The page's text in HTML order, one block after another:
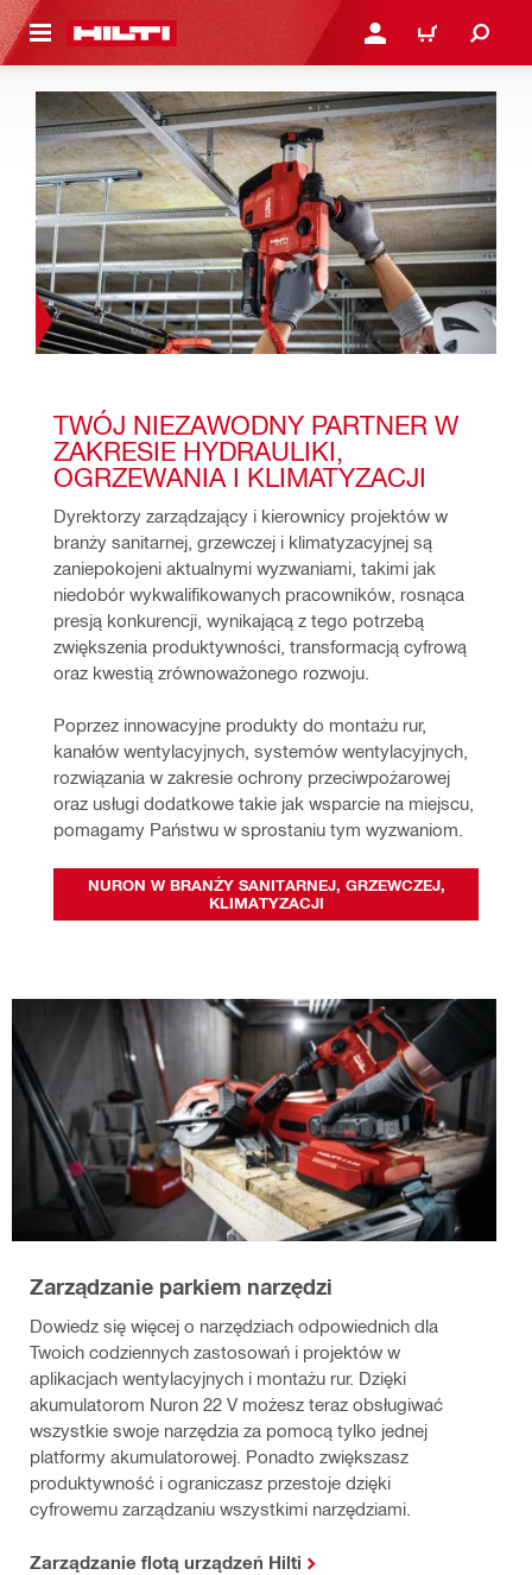
GŁÓWNEJ ZALOGUJ SIĘ LUB
KOSZYK
TWÓJ NIEZAWODNY PARTNER W
ZAKRESIE HYDRAULIKI,
OGRZEWANIA I KLIMATYZACJI
Dyrektorzy zarządzający i kierownicy projektów w
branży sanitarnej, grzewczej i klimatyzacyjnej są
zaniepokojeni aktualnymi wyzwaniami, takimi jak
niedobór wykwalifikowanych pracowników, rosnąca
presją konkurencji, wynikającą z tego potrzebą
zwiększenia produktywności, transformacją cyfrową
oraz kwestią zrównoważonego rozwoju.
Poprzez innowacyjne produkty do montażu rur,
kanałów wentylacyjnych, systemów wentylacyjnych,
rozwiązania w zakresie ochrony przeciwpożarowej
oraz usługi dodatkowe takie jak wsparcie na miejscu,
pomagamy Państwu w sprostaniu tym wyzwaniom.
NURON W BRANŻY SANITARNEJ, GRZEWCZEJ,
KLIMATYZACJI
Zarządzanie parkiem narzędzi
Dowiedz się więcej o narzędziach odpowiednich dla
Twoich codziennych zastosowań i projektów w
aplikacjach wentylacyjnych i montażu rur. Dzięki
akumulatorom Nuron 22 V możesz teraz obsługiwać
wszystkie swoje narzędzia za pomocą tylko jednej
platformy akumulatorowej. Ponadto zwiększasz
produktywność i ograniczasz przestoje dzięki
cyfrowemu zarządzaniu wszystkimi narzędziami.
Zarządzanie flotą urządzeń Hilti